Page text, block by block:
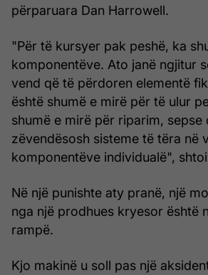
përparuara Dan Harrowell.
"Për të kursyer pak peshë, ka
komponentëve. Ato janë ngjitur
vend që të përdoren elementë
është shumë e mirë për të ulur
shumë e mirë për riparim, sepse
zëvendësosh sisteme të tëra në
komponentëve individualë",
Në një punishte aty pranë, një
nga një prodhues kryesor është
rampë.
Kjo makinë u soll pas një